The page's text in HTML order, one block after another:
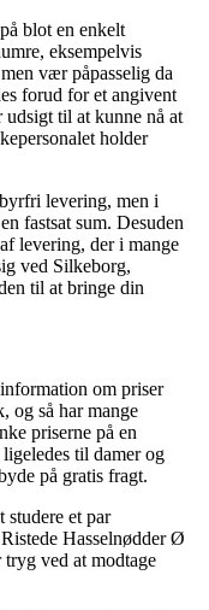
blot en enkelt
eksempelvis
vær påpasselig da
forud for et angivent
udsigt til at kunne nå at
holder
levering, men i
fastsat sum. Desuden
levering, der i mange
ved Silkeborg,
til at bringe din
om priser
og så har mange
priserne på en
til damer og
på gratis fragt.
et par
Hasselnødder Ø
tryg ved at modtage